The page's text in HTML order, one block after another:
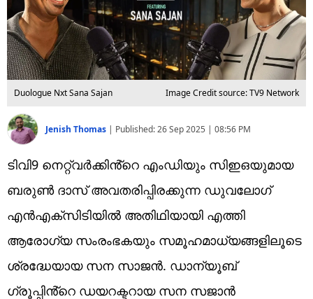
Duologue Nxt Sana Sajan Image Credit source: TV9 Network
Jenish Thomas | Published:26 Sep 2025 | 08:56 PM
ടിവി9 നെറ്റ്വർക്കിൻ്റെ എംഡിയും സിഇഒയുമായ
ബരുൺ ദാസ് അവതരിപ്പിരക്കുന്ന ഡുവലോഗ്
എൻഎക്സിടിയിൽ അതിഥിയായി എത്തി
ആരോഗ്യ സംരംഭകയും സമൂഹമാധ്യങ്ങളിലൂടെ
ശ്രദ്ധേയായ സന സാജൻ. ഡാന്യൂബ്
ഗ്രൂപ്പിൻ്റെ ഡയറക്ടറായ സന സജാൻ